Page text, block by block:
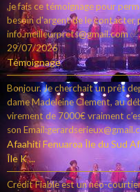
,je fais ce témoignage pour
besoin d'argent de le contacter
info.meilleurprets@gmail.com
29/07/2026
Témoignage
Bonjour. Je cherchait un prêt
dame Madeleine Clement, au
virement de 7000€ vraiment
son
Afaahiti Fenuaroa Île du Sud
Île K ...
Crédit Fiable est un néo-